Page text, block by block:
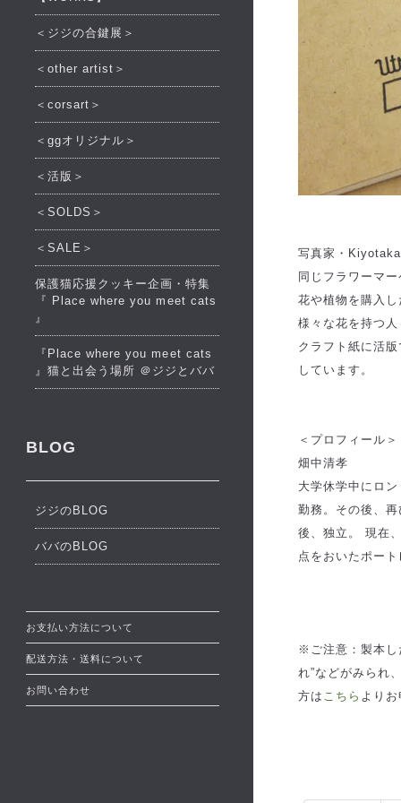
写真家・
同じフラワーマ
花や植物を購入
様々な花を持つ
クラフト紙に活
しています。
＜プロフィール＞
畑中清孝
大学休学中にロ
勤務。その後、
後、独立。 現在
点をおいたポー
※ご注意：製本し
れ”などがみられ
方は こちら より
＜ジジの合鍵展＞
＜other artist＞
＜corsart＞
＜ggオリジナル＞
＜活版＞
＜SOLDS＞
＜SALE＞
保護猫応援クッキー企画・特集
『 Place where you meet cats
』
『Place where you meet cats
』猫と出会う場所 ＠ジジとババ
BLOG
ジジのBLOG
ババのBLOG
お支払い方法について
配送方法・送料について
お問い合わせ